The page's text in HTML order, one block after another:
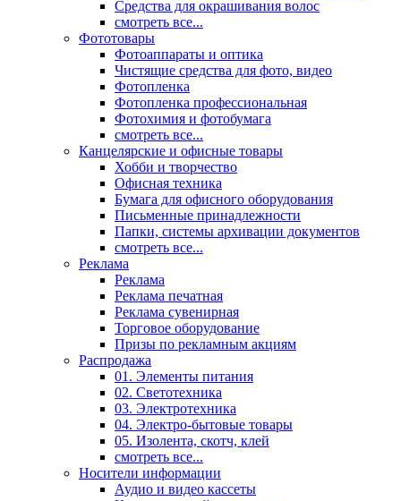
Средства для окрашивания волос
смотреть все...
Фототовары
Фотоаппараты и оптика
Чистящие средства для фото, видео
Фотопленка
Фотопленка профессиональная
Фотохимия и фотобумага
смотреть все...
Канцелярские и офисные товары
Хобби и творчество
Офисная техника
Бумага для офисного оборудования
Письменные принадлежности
Папки, системы архивации документов
смотреть все...
Реклама
Реклама
Реклама печатная
Реклама сувенирная
Торговое оборудование
Призы по рекламным акциям
Распродажа
01. Элементы питания
02. Светотехника
03. Электротехника
04. Электро-бытовые товары
05. Изолента, скотч, клей
смотреть все...
Носители информации
Аудио и видео кассеты